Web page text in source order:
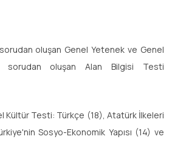
oluşan Genel Yetenek ve Genel
oluşan Alan Bilgisi Testi
Kültür Testi: Türkçe (18), Atatürk İlkeleri
Sosyo-Ekonomik Yapısı (14) ve